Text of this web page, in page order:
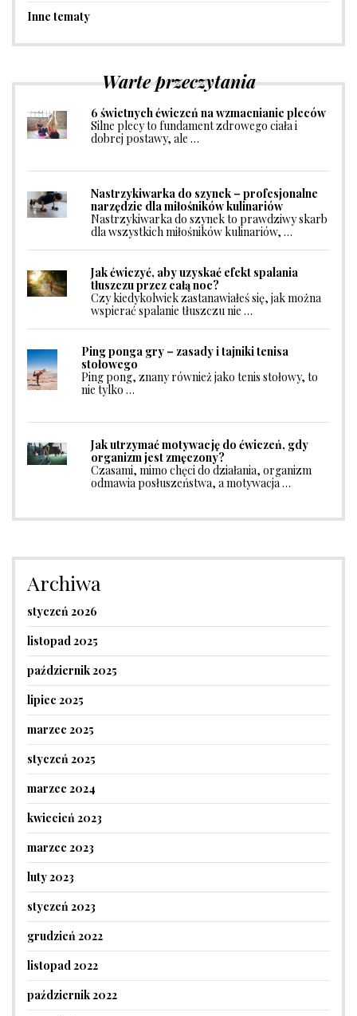
Inne tematy
Warte przeczytania
6 świetnych ćwiczeń na wzmacnianie pleców
Silne plecy to fundament zdrowego ciała i
dobrej postawy, ale …
Nastrzykiwarka do szynek – profesjonalne
narzędzie dla miłośników kulinariów
Nastrzykiwarka do szynek to prawdziwy skarb
dla wszystkich miłośników kulinariów, …
Jak ćwiczyć, aby uzyskać efekt spalania
tłuszczu przez całą noc?
Czy kiedykolwiek zastanawiałeś się, jak można
wspierać spalanie tłuszczu nie …
Ping ponga gry – zasady i tajniki tenisa
stołowego
Ping pong, znany również jako tenis stołowy, to
nie tylko …
Jak utrzymać motywację do ćwiczeń, gdy
organizm jest zmęczony?
Czasami, mimo chęci do działania, organizm
odmawia posłuszeństwa, a motywacja …
Archiwa
styczeń 2026
listopad 2025
październik 2025
lipiec 2025
marzec 2025
styczeń 2025
marzec 2024
kwiecień 2023
marzec 2023
luty 2023
styczeń 2023
grudzień 2022
listopad 2022
październik 2022